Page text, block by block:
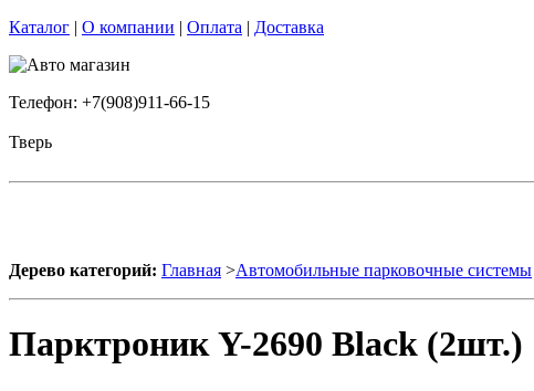
Каталог | О компании | Оплата | Доставка
Телефон: +7(908)911-66-15
Тверь
Дерево категорий: Главная >Автомобильные парковочные системы
Парктроник Y-2690 Black (2шт.)